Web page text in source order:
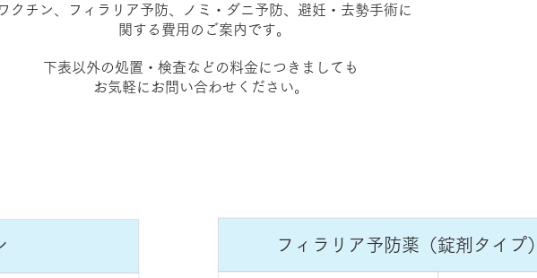
クチン、フィラリア予防、ノミ・ダニ予防、避妊・去勢手術に
関する費用のご案内です。
下表以外の処置・検査などの料金につきましても
お気軽にお問い合わせください。
​フィラリア予防薬（錠剤タイプ）